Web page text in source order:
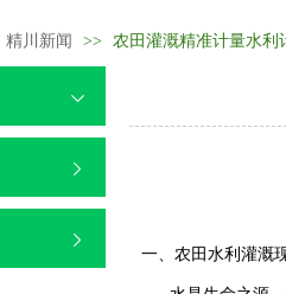
精川新闻 >> 农田灌溉精准计量水利
一、农田水利灌溉